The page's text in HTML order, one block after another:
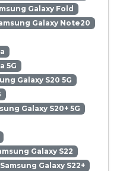
Galaxy Fold
Galaxy Note20
5G
Galaxy S20 5G
Galaxy S20+ 5G
Galaxy S22
Samsung Galaxy S22+